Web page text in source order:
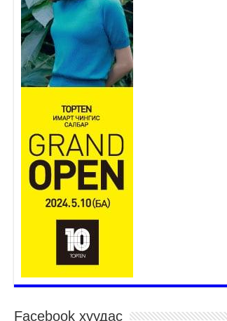
эхэллээ
2026 оны 7 сар 15 / 11 цаг 14 минут
Үер усны аюулаас сэргийлж, нийслэлийн Онцгой
байдлын газрын 162 алба хаагч үүрэг гүйцэтгэж
байна
2026 оны 7 сар 15 / 11 цаг 07 минут
Үндэсний их сурын харваанд 850 харваач цэц
мэргэнээ сорьж байна
2026 оны 7 сар 15 / 11 цаг 03 минут
Төв цэнгэлдэхийн эргэн тойронд
2026 оны 7 сар 15 / 10 цаг 58 минут
Үндэсний их баяр наадмын шагайн харваа
насанд хүрэгчдийн багийн харваагаар
үргэлжилж байна
2026 оны 7 сар 15 / 10 цаг 52 минут
Үндэсний их баяр наадмын хүчит бөхийн
барилдаан эхэллээ
2026 оны 7 сар 15 / 10 цаг 46 минут
Үндэсний хувцасны өдрийг тохиолдуулан
Facebook хуудас